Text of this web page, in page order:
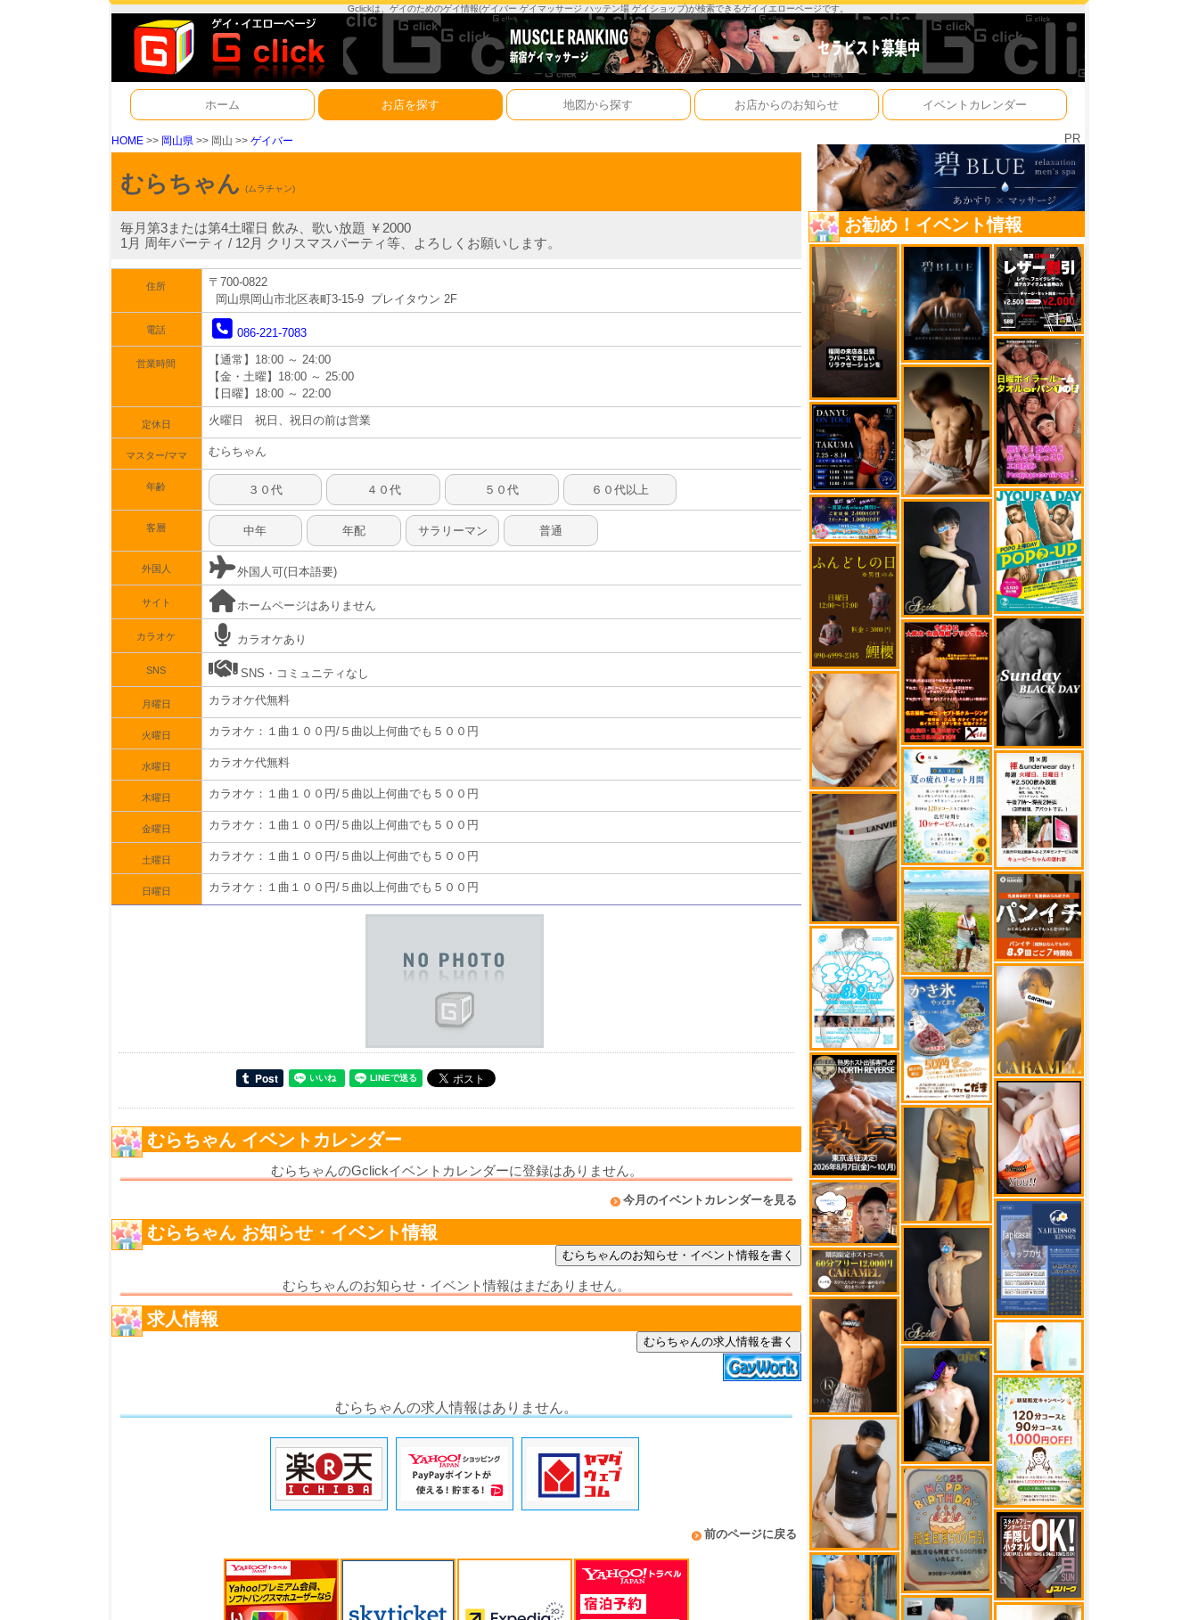
Gclickは、ゲイのためのゲイ情報(ゲイバー ゲイマッサージ ハッテン場 ゲイショップ)が検索できるゲイイエローページです。
ホーム お店を探す 地図から探す お店からのお知らせ イベントカレンダー
PR
HOME >> 岡山県 >> 岡山 >> ゲイバー
むらちゃん (ムラチャン)
毎月第3または第4土曜日 飲み、歌い放題 ￥2000
1月 周年パーティ / 12月 クリスマスパーティ等、よろしくお願いします。
住所
〒700-0822
岡山県岡山市北区表町3-15-9 プレイタウン 2F
電話 086-221-7083
営業時間
【通常】18:00 ～ 24:00
【金・土曜】18:00 ～ 25:00
【日曜】18:00 ～ 22:00
定休日 火曜日 祝日、祝日の前は営業
マスター/ママ むらちゃん
年齢 ３０代 ４０代 ５０代 ６０代以上
客層 中年 年配 サラリーマン 普通
外国人 外国人可(日本語要)
サイト ホームページはありません
カラオケ カラオケあり
SNS SNS・コミュニティなし
月曜日 カラオケ代無料
火曜日 カラオケ：１曲１００円/５曲以上何曲でも５００円
水曜日 カラオケ代無料
木曜日 カラオケ：１曲１００円/５曲以上何曲でも５００円
金曜日 カラオケ：１曲１００円/５曲以上何曲でも５００円
土曜日 カラオケ：１曲１００円/５曲以上何曲でも５００円
日曜日 カラオケ：１曲１００円/５曲以上何曲でも５００円
むらちゃん イベントカレンダー
むらちゃんのGclickイベントカレンダーに登録はありません。
今月のイベントカレンダーを見る
むらちゃん お知らせ・イベント情報
むらちゃんのお知らせ・イベント情報はまだありません。
求人情報
むらちゃんの求人情報を書く
むらちゃんの求人情報はありません。
前のページに戻る
お勧め！イベント情報